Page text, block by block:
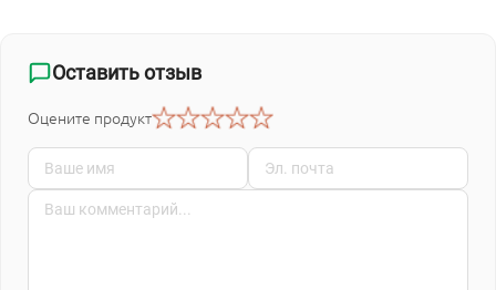
Оставить отзыв
Оцените продукт